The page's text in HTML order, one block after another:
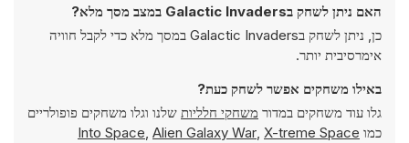
האם ניתן לשחק בGalactic Invaders במצב מסך מלא?
כן, ניתן לשחק בGalactic Invaders במסך מלא כדי לקבל חוויה
אימרסיבית יותר.
באילו משחקים אפשר לשחק כעת?
גלו עוד משחקים במדור משחקי חלליות שלנו וגלו משחקים פופולריים
כמו
Into Space, Alien Galaxy War, X-treme Space